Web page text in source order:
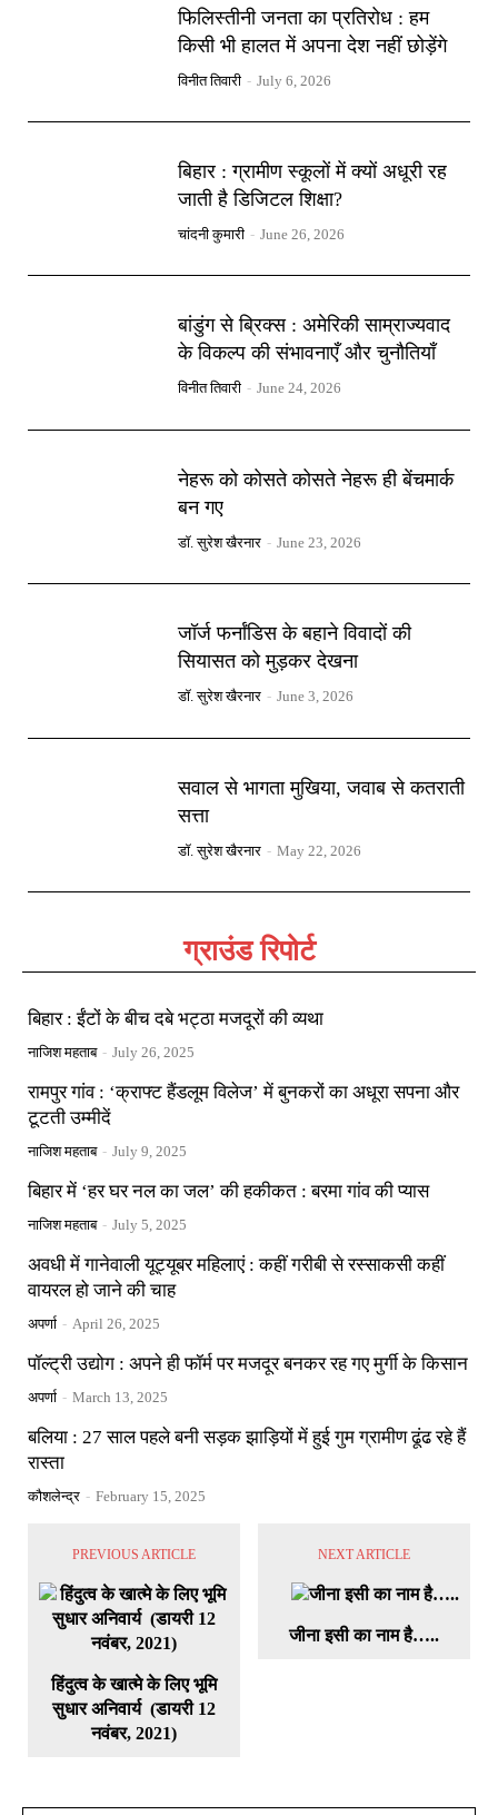
फिलिस्तीनी जनता का प्रतिरोध : हम
किसी भी हालत में अपना देश नहीं छोड़ेंगे
विनीत तिवारी - July 6, 2026
बिहार : ग्रामीण स्कूलों में क्यों अधूरी रह
जाती है डिजिटल शिक्षा?
चांदनी कुमारी - June 26, 2026
बांडुंग से ब्रिक्स : अमेरिकी साम्राज्यवाद
के विकल्प की संभावनाएँ और चुनौतियाँ
विनीत तिवारी - June 24, 2026
नेहरू को कोसते कोसते नेहरू ही बेंचमार्क
बन गए
डॉ. सुरेश खैरनार - June 23, 2026
जॉर्ज फर्नांडिस के बहाने विवादों की
सियासत को मुड़कर देखना
डॉ. सुरेश खैरनार - June 3, 2026
सवाल से भागता मुखिया, जवाब से कतराती
सत्ता
डॉ. सुरेश खैरनार - May 22, 2026
ग्राउंड रिपोर्ट
बिहार : ईंटों के बीच दबे भट्ठा मजदूरों की व्यथा
नाजिश महताब - July 26, 2025
रामपुर गांव : ‘क्राफ्ट हैंडलूम विलेज’ में बुनकरों का अधूरा सपना और
टूटती उम्मीदें
नाजिश महताब - July 9, 2025
बिहार में ‘हर घर नल का जल’ की हकीकत : बरमा गांव की प्यास
नाजिश महताब - July 5, 2025
अवधी में गानेवाली यूट्यूबर महिलाएं : कहीं गरीबी से रस्साकसी कहीं
वायरल हो जाने की चाह
अपर्णा - April 26, 2025
पॉल्ट्री उद्योग : अपने ही फॉर्म पर मजदूर बनकर रह गए मुर्गी के किसान
अपर्णा - March 13, 2025
बलिया : 27 साल पहले बनी सड़क झाड़ियों में हुई गुम ग्रामीण ढूंढ रहे हैं
रास्ता
कौशलेन्द्र - February 15, 2025
PREVIOUS ARTICLE
हिंदुत्व के खात्मे के लिए भूमि
सुधार अनिवार्य (डायरी 12
नवंबर, 2021)
NEXT ARTICLE
जीना इसी का नाम है…..